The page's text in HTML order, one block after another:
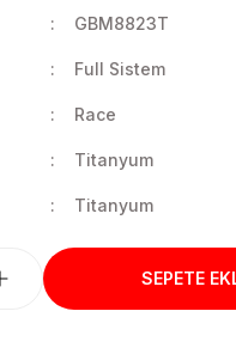
GBM8823T
Full Sistem
Race
Titanyum
Titanyum
SEPETE